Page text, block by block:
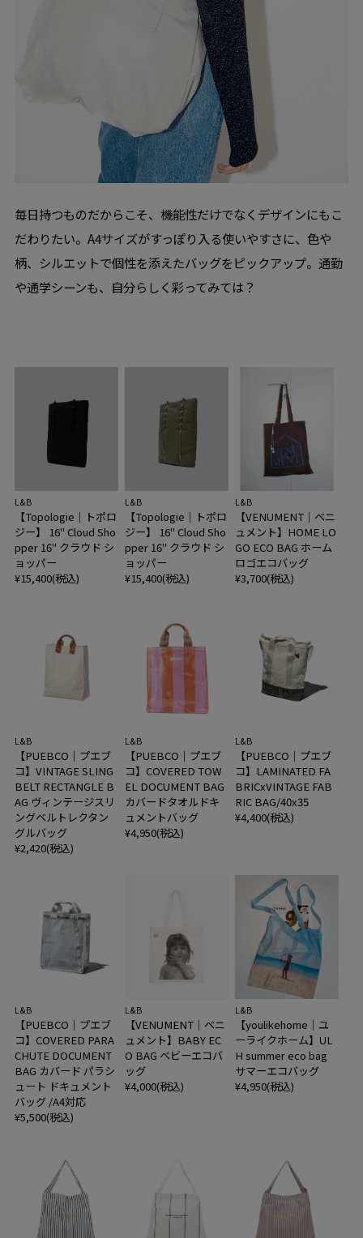
毎日持つものだからこそ、機能性だけでなくデザインにもこ
だわりたい。A4サイズがすっぽり入る使いやすさに、色や
柄、シルエットで個性を添えたバッグをピックアップ。通勤
や通学シーンも、自分らしく彩ってみては？
L&B
【Topologie｜トポロ
ジー】 16" Cloud Sho
pper 16" クラウド シ
ョッパー
¥15,400(税込)
L&B
【Topologie｜トポロ
ジー】 16" Cloud Sho
pper 16" クラウド シ
ョッパー
¥15,400(税込)
L&B
【VENUMENT｜ベニ
ュメント】HOME LO
GO ECO BAG ホーム
ロゴエコバッグ
¥3,700(税込)
L&B
【PUEBCO｜プエブ
コ】VINTAGE SLING
BELT RECTANGLE B
AG ヴィンテージスリ
ングベルトレクタン
グルバッグ
¥2,420(税込)
L&B
【PUEBCO｜プエブ
コ】COVERED TOW
EL DOCUMENT BAG
カバードタオルドキ
ュメントバッグ
¥4,950(税込)
L&B
【PUEBCO｜プエブ
コ】LAMINATED FA
BRICxVINTAGE FAB
RIC BAG/40x35
¥4,400(税込)
L&B
【PUEBCO｜プエブ
コ】COVERED PARA
CHUTE DOCUMENT
BAG カバード パラシ
ュート ドキュメント
バッグ /A4対応
¥5,500(税込)
L&B
【VENUMENT｜ベニ
ュメント】BABY EC
O BAG ベビーエコバ
ッグ
¥4,000(税込)
L&B
【youlikehome｜ユ
ーライクホーム】UL
H summer eco bag
サマーエコバッグ
¥4,950(税込)